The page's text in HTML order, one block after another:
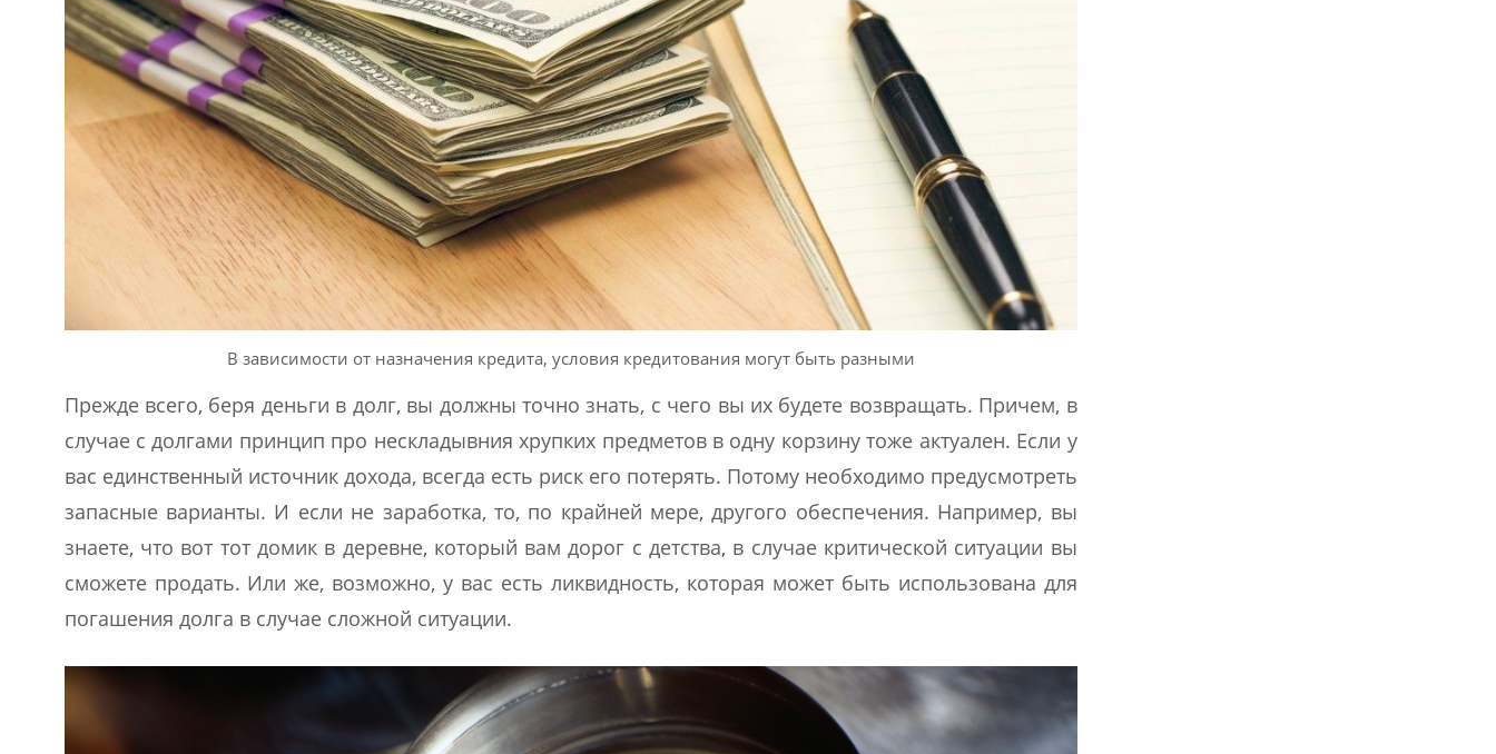
В зависимости от назначения кредита, условия кредитования могут быть разными
Прежде всего, беря деньги в долг, вы должны точно знать, с чего вы их будете возвращать. Причем, в
случае с долгами принцип про нескладывния хрупких предметов в одну корзину тоже актуален. Если у
вас единственный источник дохода, всегда есть риск его потерять. Потому необходимо предусмотреть
запасные варианты. И если не заработка, то, по крайней мере, другого обеспечения. Например, вы
знаете, что вот тот домик в деревне, который вам дорог с детства, в случае критической ситуации вы
сможете продать. Или же, возможно, у вас есть ликвидность, которая может быть использована для
погашения долга в случае сложной ситуации.